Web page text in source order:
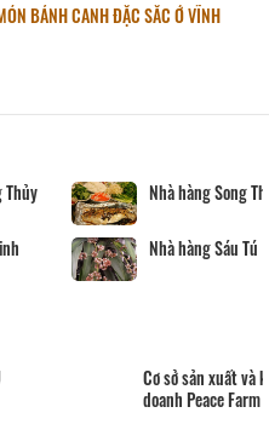
BÁNH CANH ĐẶC SẮC Ở VĨNH
Nhà hàng Song Thảo
Nhà hàng Sáu Tú
Cơ sở sản xuất và kinh
doanh Peace Farm